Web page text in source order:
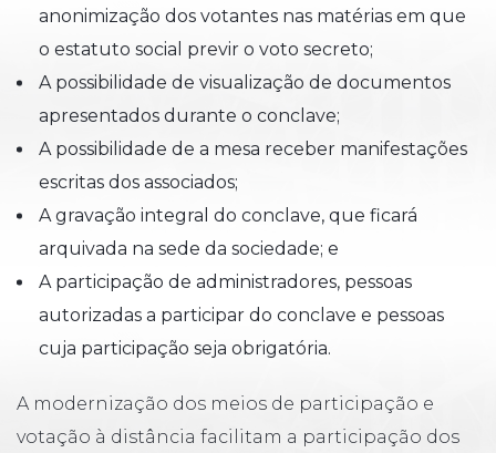
anonimização dos votantes nas matérias em que
o estatuto social previr o voto secreto;
A possibilidade de visualização de documentos
apresentados durante o conclave;
A possibilidade de a mesa receber manifestações
escritas dos associados;
A gravação integral do conclave, que ficará
arquivada na sede da sociedade; e
A participação de administradores, pessoas
autorizadas a participar do conclave e pessoas
cuja participação seja obrigatória.
A modernização dos meios de participação e
votação à distância facilitam a participação dos